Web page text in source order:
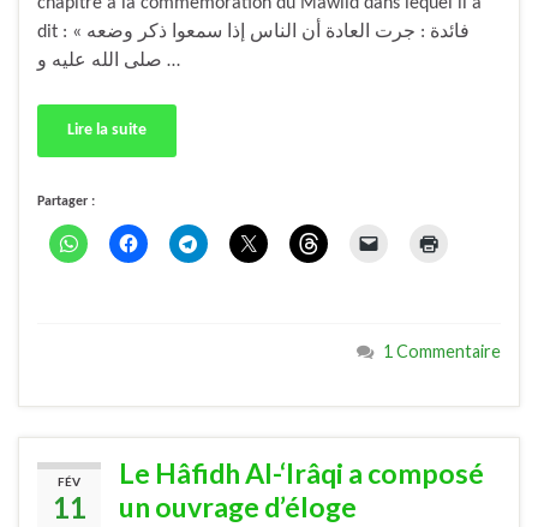
dit : « فائدة : جرت العادة أن الناس إذا سمعوا ذكر وضعه
صلى الله عليه و …
Lire la suite
Partager :
1 Commentaire
FÉV
11
Le Hâfidh Al-‘Irâqi a composé
un ouvrage d’éloge